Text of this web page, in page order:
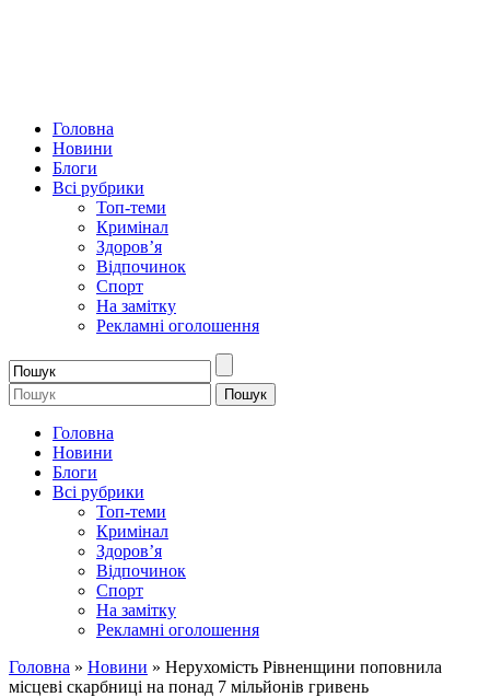
Головна
Новини
Блоги
Всі рубрики
Топ-теми
Кримінал
Здоров’я
Відпочинок
Спорт
На замітку
Рекламні оголошення
Головна
Новини
Блоги
Всі рубрики
Топ-теми
Кримінал
Здоров’я
Відпочинок
Спорт
На замітку
Рекламні оголошення
Головна » Новини » Нерухомість Рівненщини поповнила
місцеві скарбниці на понад 7 мільйонів гривень